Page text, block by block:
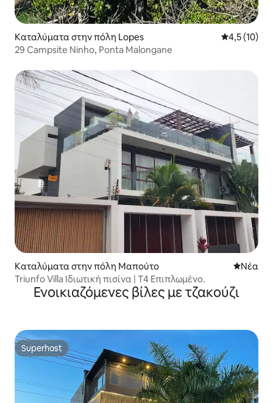
Καταλύματα στην πόλη Lopes Μέση
4,5 (10)
29 Campsite Ninho, Ponta Malongane
Καταλύματα στην πόλη Μαπούτο Νέος
Νέα
Triunfo Villa Ιδιωτική πισίνα | T4 Επιπλωμένο.
Ενοικιαζόμενες βίλες με τζακούζι
Superhost
Superhost